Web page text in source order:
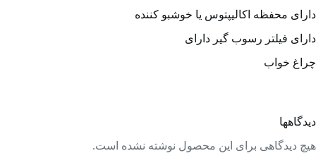
دارای محفظه اکالیپتوس یا خوشبو کننده
دارای فیلتر رسوب گیر دارای
چراغ خواب
دیدگاهها
هیچ دیدگاهی برای این محصول نوشته نشده است.